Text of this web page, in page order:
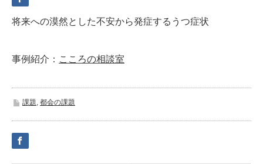
将来への漠然とした不安から発症するうつ症状
事例紹介： こころの相談室
課題 都会の課題